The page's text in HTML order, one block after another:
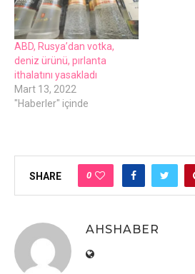
ABD, Rusya’dan votka,
dеniz ürünü, pırlanta
ithalatını yasakladı
Mart 13, 2022
"Haberler" içinde
SHARE 0
AHSHABER